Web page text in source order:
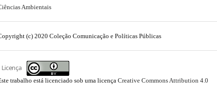
Ambientais
(c) 2020 Coleção Comunicação e Políticas Públicas
Licença
trabalho está licenciado sob uma licença Creative Commons Attribution 4.0